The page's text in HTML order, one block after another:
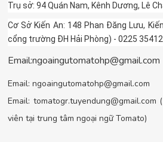
Trụ sở: 94 Quán Nam, Kênh Dương, Lê
Cơ Sở Kiến An: 148 Phan Đăng Lưu,
cổng trường ĐH Hải Phòng) - 0225
Email:ngoaingutomatohp@gmail.com
Email: ngoaingutomatohp@gmail.com
Email: tomatogr.tuyendung@gmail.com
viên tại trung tâm ngoại ngữ Tomato)